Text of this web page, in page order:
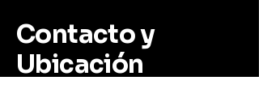
Contacto y
Ubicación